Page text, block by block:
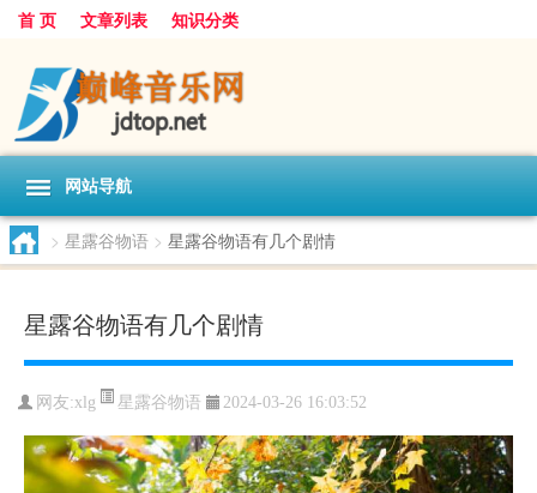
首 页 文章列表 知识分类
网站导航
> 星露谷物语 > 星露谷物语有几个剧情
星露谷物语有几个剧情
网友:xlg 星露谷物语 2024-03-26 16:03:52